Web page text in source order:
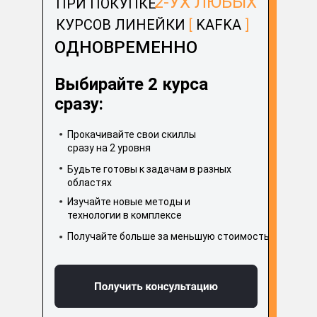
Прокачивайте свои скиллы
сразу на 2 уровня
Будьте готовы к задачам в разных
областях
Изучайте новые методы и
технологии в комплексе
Получайте больше за меньшую стоимость
ПРИ ПОКУПКЕ
КУРСОВ ЛИНЕЙКИ [ KAFKA ]
Выбирайте 2 курса
сразу:
ОДНОВРЕМЕННО
Курс содержит:
Теория
архитектура и особенности Kafka;
способы масштабирования Kafka,
консюмеров;
особенности хранения сообщений
запуск Kafka локально в Docker.